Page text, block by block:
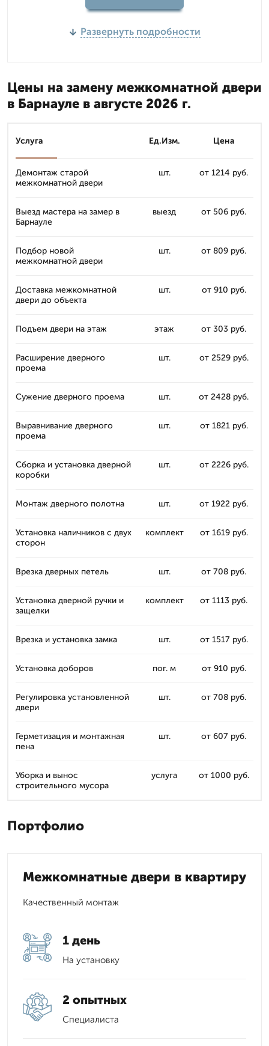
Развернуть подробности
Цены на замену межкомнатной двери
в Барнауле в августе 2026 г.
Услуга Ед.Изм. Цена
Демонтаж старой
межкомнатной двери
шт. от 1214 руб.
Выезд мастера на замер в
Барнауле
выезд от 506 руб.
Подбор новой
межкомнатной двери
шт. от 809 руб.
Доставка межкомнатной
двери до объекта
шт. от 910 руб.
Подъем двери на этаж этаж от 303 руб.
Расширение дверного
проема
шт. от 2529 руб.
Сужение дверного проема шт. от 2428 руб.
Выравнивание дверного
проема
шт. от 1821 руб.
Сборка и установка дверной
коробки
шт. от 2226 руб.
Монтаж дверного полотна шт. от 1922 руб.
Установка наличников с двух
сторон
комплект от 1619 руб.
Врезка дверных петель шт. от 708 руб.
Установка дверной ручки и
защелки
комплект от 1113 руб.
Врезка и установка замка шт. от 1517 руб.
Установка доборов пог. м от 910 руб.
Регулировка установленной
двери
шт. от 708 руб.
Герметизация и монтажная
пена
шт. от 607 руб.
Уборка и вынос
строительного мусора
услуга от 1000 руб.
Портфолио
Межкомнатные двери в квартиру
Качественный монтаж
1 день
На установку
2 опытных
Специалиста